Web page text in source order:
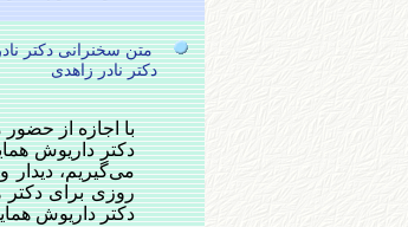
متن سخنرانی دکتر
دکتر نادر زاهدی
با اجازه از
دکتر داریوش
می‌گیریم، دیدار
روزی برای
دکتر داریوش